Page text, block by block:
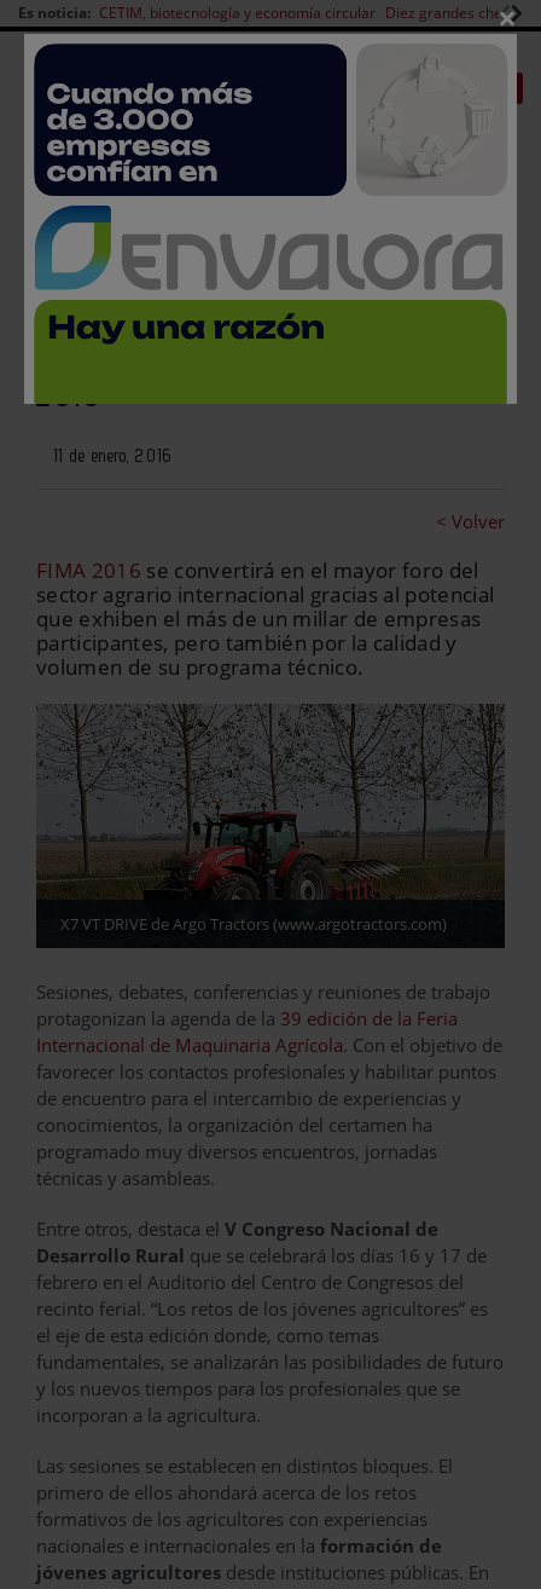
Es noticia: CETIM, biotecnología y economía circular Diez grandes chefs
Redes Sociales
Es noticia
| CANAL EMPLEO Login empresas Registro
Las nuevas tecnologías en
agricultura, a debate en FIMA
2016
11 de enero, 2016
< Volver
FIMA 2016 se convertirá en el mayor foro del
sector agrario internacional gracias al potencial
que exhiben el más de un millar de empresas
participantes, pero también por la calidad y
volumen de su programa técnico.
X7 VT DRIVE de Argo Tractors (www.argotractors.com)
Sesiones, debates, conferencias y reuniones de trabajo
protagonizan la agenda de la 39 edición de la Feria
Internacional de Maquinaria Agrícola. Con el objetivo de
favorecer los contactos profesionales y habilitar puntos
de encuentro para el intercambio de experiencias y
conocimientos, la organización del certamen ha
programado muy diversos encuentros, jornadas
técnicas y asambleas.
Entre otros, destaca el V Congreso Nacional de
Desarrollo Rural que se celebrará los días 16 y 17 de
febrero en el Auditorio del Centro de Congresos del
recinto ferial. “Los retos de los jóvenes agricultores” es
el eje de esta edición donde, como temas
fundamentales, se analizarán las posibilidades de futuro
y los nuevos tiempos para los profesionales que se
incorporan a la agricultura.
Las sesiones se establecen en distintos bloques. El
primero de ellos ahondará acerca de los retos
formativos de los agricultores con experiencias
nacionales e internacionales en la formación de
jóvenes agricultores desde instituciones públicas. En
×